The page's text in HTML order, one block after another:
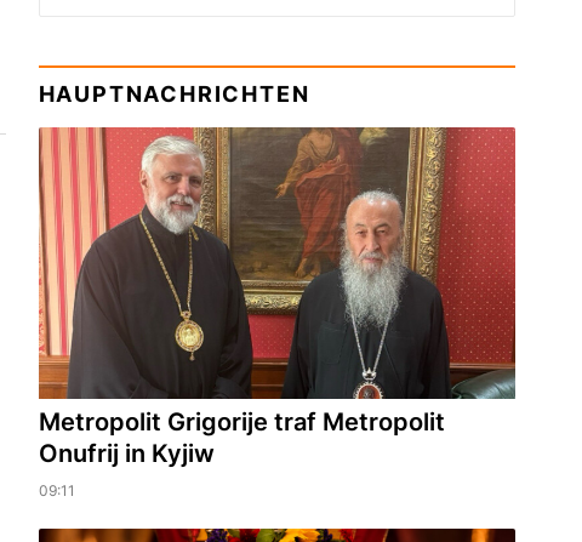
HAUPTNACHRICHTEN
Metropolit Grigorije traf Metropolit
Onufrij in Kyjiw
09:11